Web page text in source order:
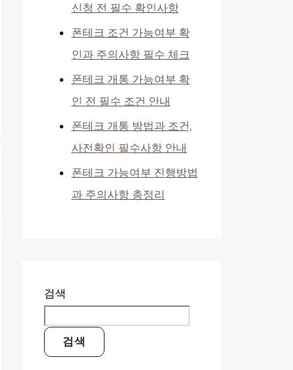
신청 전 필수 확인사항
폰테크 조건 가능여부 확
인과 주의사항 필수 체크
폰테크 개통 가능여부 확
인 전 필수 조건 안내
폰테크 개통 방법과 조건,
사전확인 필수사항 안내
폰테크 가능여부 진행방법
과 주의사항 총정리
검색
검색